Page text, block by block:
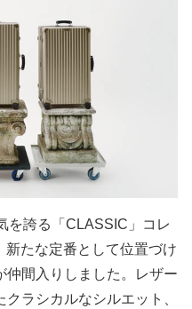
を誇る「CLASSIC」コレ
たな定番として位置づけ
仲間入りしました。レザー
ラシカルなシルエット、